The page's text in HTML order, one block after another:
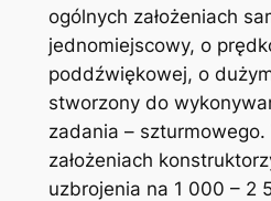
ogólnych założeniach
jednomiejscowy, o
poddźwiękowej, o
stworzony do
zadania – szturmowego.
założeniach
uzbrojenia na 1 000 – 2